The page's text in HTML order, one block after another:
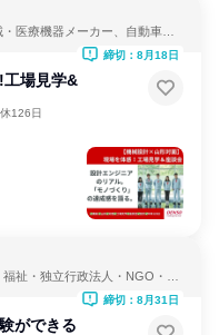
医療機器メーカー、自動車・
工場見学&
126日
締切：8月18日
祉・独立行政法人・NGO・N
ができる
締切：8月31日